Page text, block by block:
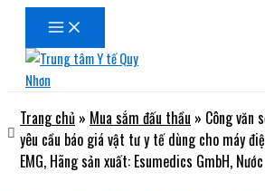
Nhảy
dung
Main
Menu
Trang chủ » Mua sắm đấu thầu » Công văn
yêu cầu báo giá vật tư y tế dùng cho máy
EMG, Hãng sản xuất: Esumedics GmbH,